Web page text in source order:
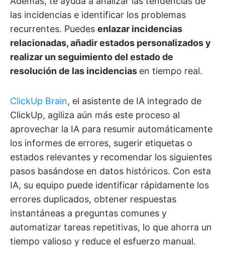
las incidencias e identificar los problemas
recurrentes. Puedes enlazar incidencias
relacionadas, añadir estados personalizados y
realizar un seguimiento del estado de
resolución de las incidencias en tiempo real.
ClickUp Brain, el asistente de IA integrado de
ClickUp, agiliza aún más este proceso al
aprovechar la IA para resumir automáticamente
los informes de errores, sugerir etiquetas o
estados relevantes y recomendar los siguientes
pasos basándose en datos históricos. Con esta
IA, su equipo puede identificar rápidamente los
errores duplicados, obtener respuestas
instantáneas a preguntas comunes y
automatizar tareas repetitivas, lo que ahorra un
tiempo valioso y reduce el esfuerzo manual.